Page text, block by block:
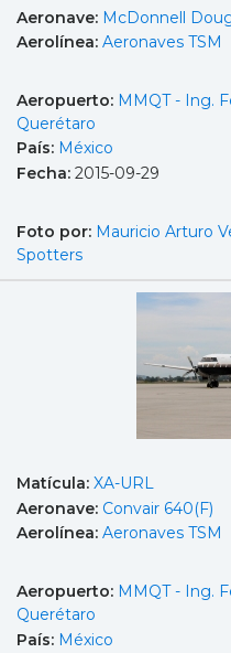
Aeronave: McDonnell
Aerolínea: Aeronaves TSM
Aeropuerto: MMQT - Ing.
Querétaro
País: México
Fecha: 2015-09-29
Foto por: Mauricio Arturo
Spotters
Matícula: XA-URL
Aeronave: Convair 640(F)
Aerolínea: Aeronaves TSM
Aeropuerto: MMQT - Ing.
Querétaro
País: México